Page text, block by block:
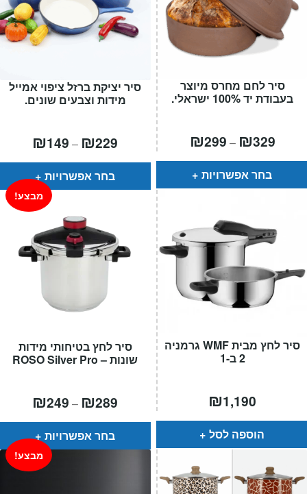
סיר יציקת ברזל ציפוי אמייל
מידות וצבעים שונים.
₪149 – ₪229
⁦₪149⁩
בחר אפשרויות
סיר לחם מחרס מיוצר
בעבודת יד 100% ישראלי.
₪299 – ₪329טווח
⁦₪299⁩
בחר אפשרויות
סיר לחץ בטיחותי מידות
שונות – ROSO Silver Pro
מבצע!
₪249 – ₪289
⁦₪249⁩
בחר אפשרויות
סיר לחץ מבית WMF גרמניה
2 ב-1
₪1,190
הוספה לסל
מבצע!